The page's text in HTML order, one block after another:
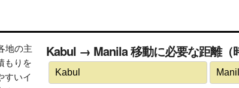
地の主
もりを
すいイ
Kabul → Manila 移動に必要な距離（